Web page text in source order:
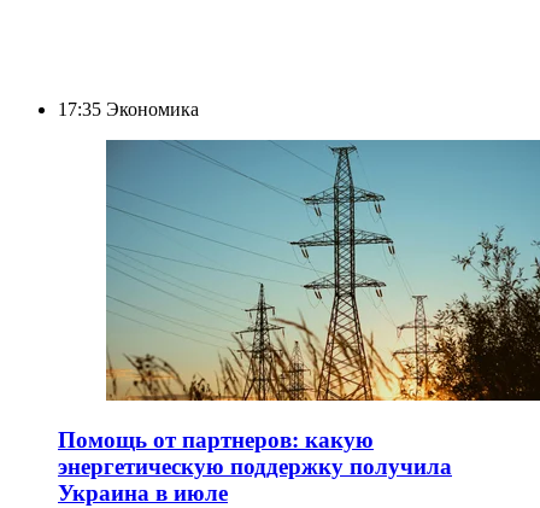
17:35 Экономика
Помощь от партнеров: какую
энергетическую поддержку получила
Украина в июле